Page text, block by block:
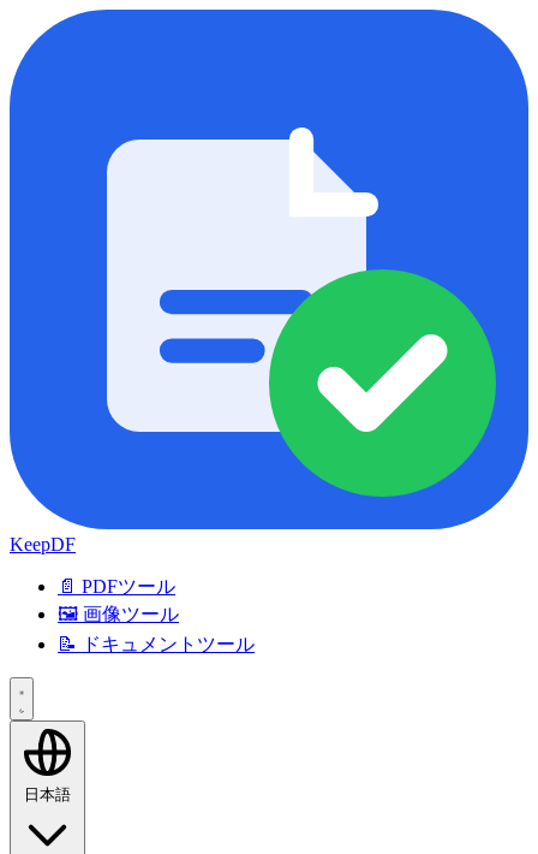
KeepDF
📄 PDFツール
🖼️ 画像ツール
📝 ドキュメントツール